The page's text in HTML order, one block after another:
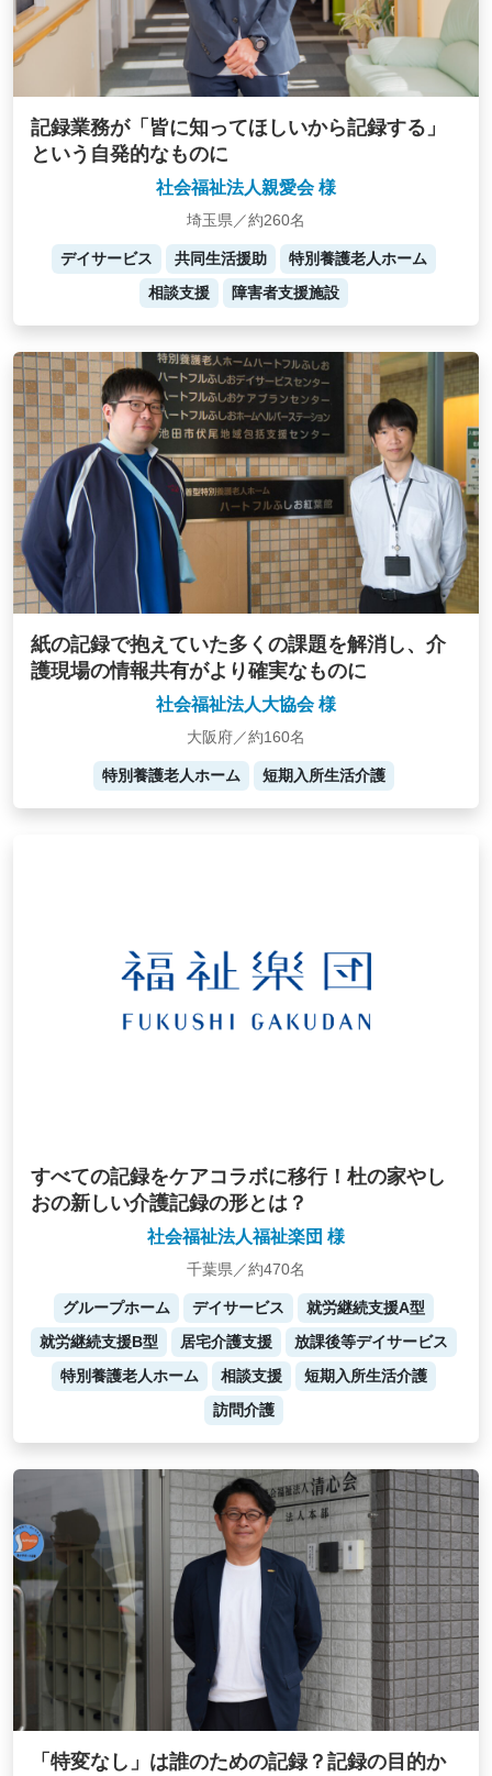
記録業務が「皆に知ってほしいから記録する」
という自発的なものに
社会福祉法人親愛会 様
埼玉県／約260名
デイサービス 共同生活援助
特別養護老人ホーム
相談支援
障害者支援施設
紙の記録で抱えていた多くの課題を解消し、介
護現場の情報共有がより確実なものに
社会福祉法人大協会 様
大阪府／約160名
特別養護老人ホーム 短期入所生活介護
すべての記録をケアコラボに移行！杜の家やし
おの新しい介護記録の形とは？
社会福祉法人福祉楽団 様
千葉県／約470名
グループホーム デイサービス
就労継続支援A型
就労継続支援B型
居宅介護支援
放課後等デイサービス
特別養護老人ホーム
相談支援
短期入所生活介護
訪問介護
「特変なし」は誰のための記録？記録の目的か